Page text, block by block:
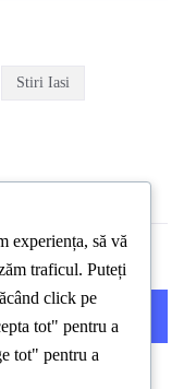
Stiri Iasi
experiența, să vă
traficul. Puteți
click pe
tot" pentru a
tot" pentru a